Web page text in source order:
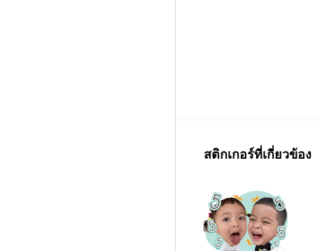
สติกเกอร์ที่เกี่ยวข้อง